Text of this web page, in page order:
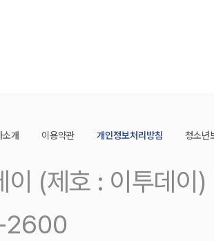
소개 이용약관 개인정보처리방침 청소년
이 (제호 : 이투데